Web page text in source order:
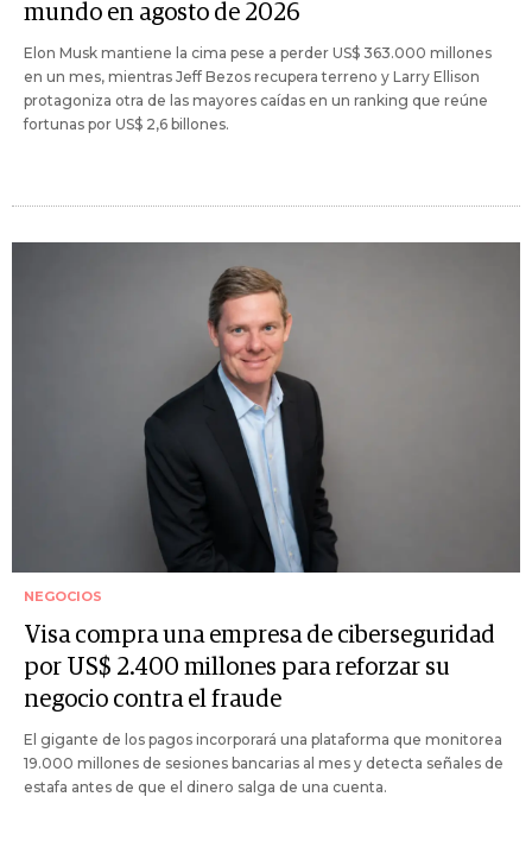
mundo en agosto de 2026
Elon Musk mantiene la cima pese a perder US$ 363.000 millones
en un mes, mientras Jeff Bezos recupera terreno y Larry Ellison
protagoniza otra de las mayores caídas en un ranking que reúne
fortunas por US$ 2,6 billones.
NEGOCIOS
Visa compra una empresa de ciberseguridad
por US$ 2.400 millones para reforzar su
negocio contra el fraude
El gigante de los pagos incorporará una plataforma que monitorea
19.000 millones de sesiones bancarias al mes y detecta señales de
estafa antes de que el dinero salga de una cuenta.